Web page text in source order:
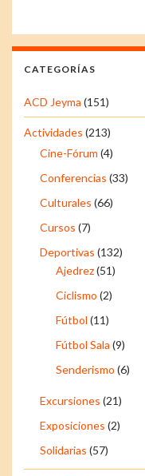
CATEGORÍAS
ACD Jeyma (151)
Actividades (213)
Cine-Fórum (4)
Conferencias (33)
Culturales (66)
Cursos (7)
Deportivas (132)
Ajedrez(51)
Ciclismo (2)
Fútbol (11)
Fútbol Sala (9)
Senderismo (6)
Excursiones (21)
Exposiciones (2)
Solidarias (57)